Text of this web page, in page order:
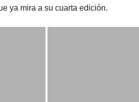
ya mira a su cuarta edición.